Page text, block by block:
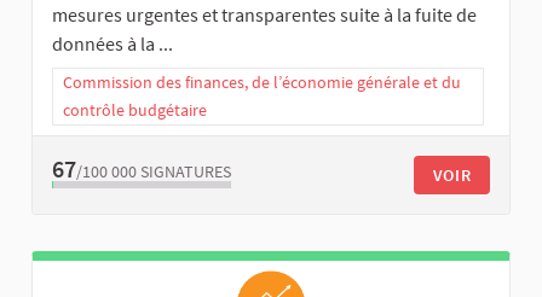
mesures urgentes et transparentes suite à la fuite de
données à la ...
Commission des finances, de l’économie générale et du
contrôle budgétaire
67/100 000 SIGNATURES VOIR